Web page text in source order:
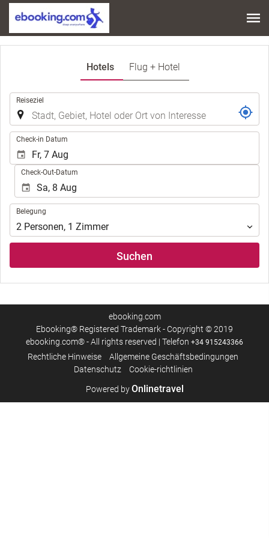
Hotels Flug + Hotel
Reiseziel
Check-in Datum
Check-Out-Datum
Belegung
Belegung
2 Personen, 1 Zimmer
Suchen
ebooking.com
Ebooking® Registered Trademark - Copyright © 2019
ebooking.com® - All rights reserved | Telefon +34 915243366
Rechtliche Hinweise
Allgemeine Geschäftsbedingungen
Datenschutz
Cookie-richtlinien
Powered byOnlinetravel